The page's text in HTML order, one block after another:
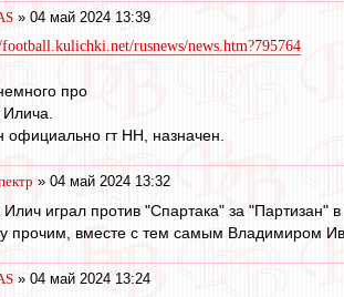
» 04 май 2024 13:39
rusnews/news.htm?795764
про
официально гт НН, назначен.
» 04 май 2024 13:32
играл против "Спартака" за "Партизан" в
прочим, вместе с тем самым Владимиром
» 04 май 2024 13:24